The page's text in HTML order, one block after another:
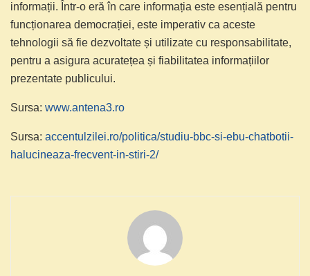
informații. Într-o eră în care informația este esențială pentru
funcționarea democrației, este imperativ ca aceste
tehnologii să fie dezvoltate și utilizate cu responsabilitate,
pentru a asigura acuratețea și fiabilitatea informațiilor
prezentate publicului.
Sursa: www.antena3.ro
Sursa: accentulzilei.ro/politica/studiu-bbc-si-ebu-chatbotii-
halucineaza-frecvent-in-stiri-2/